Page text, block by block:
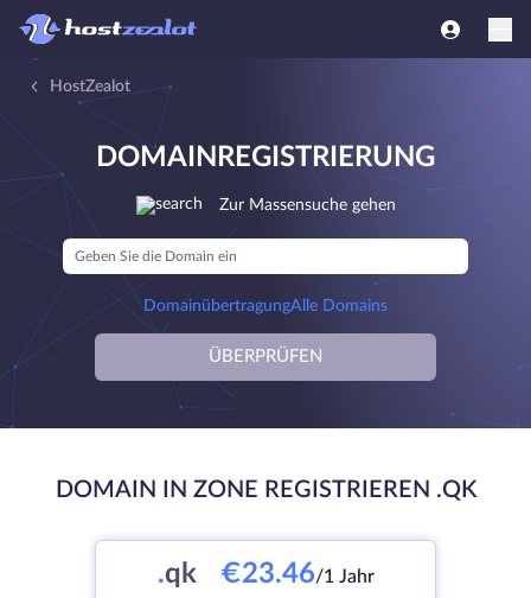
HostZealot
DOMAINREGISTRIERUNG
Zur Massensuche gehen
DomainübertragungAlle Domains
ÜBERPRÜFEN
DOMAIN IN ZONE REGISTRIEREN .QK
.qk €23.46/1 Jahr